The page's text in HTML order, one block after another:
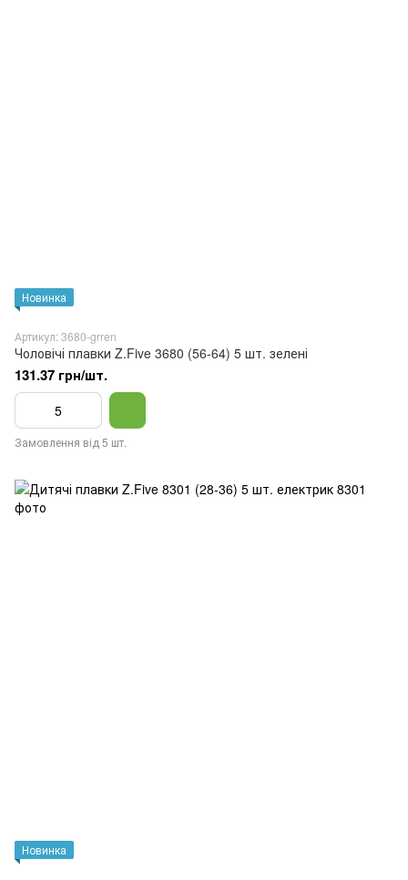
Новинка
Артикул: 3680-grren
Чоловічі плавки Z.Five 3680 (56-64) 5 шт. зелені
131.37 грн/шт.
Замовлення від 5 шт.
Новинка